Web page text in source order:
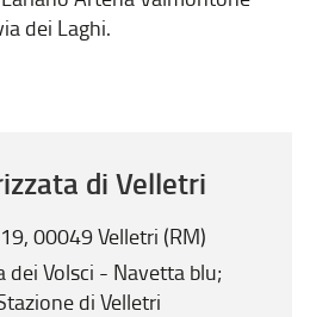
dei Laghi.
di Velletri
00049 Velletri (RM)
dei Volsci - Navetta blu;
di Velletri